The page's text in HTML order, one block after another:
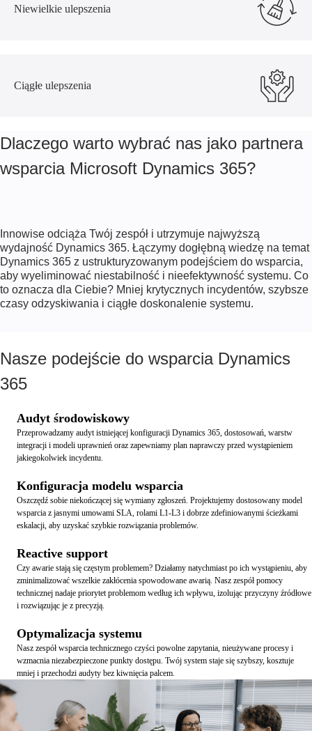
Niewielkie ulepszenia
Ciągłe ulepszenia
Dlaczego warto wybrać nas jako partnera
wsparcia Microsoft Dynamics 365?
Innowise odciąża Twój zespół i utrzymuje najwyższą
wydajność Dynamics 365. Łączymy dogłębną wiedzę na temat
Dynamics 365 z ustrukturyzowanym podejściem do wsparcia,
aby wyeliminować niestabilność i nieefektywność systemu. Co
to oznacza dla Ciebie? Mniej krytycznych incydentów, szybsze
czasy odzyskiwania i ciągłe doskonalenie systemu.
Nasze podejście do wsparcia Dynamics
365
Audyt środowiskowy
Przeprowadzamy audyt istniejącej konfiguracji Dynamics 365, dostosowań, warstw
integracji i modeli uprawnień oraz zapewniamy plan naprawczy przed wystąpieniem
jakiegokolwiek incydentu.
Konfiguracja modelu wsparcia
Oszczędź sobie niekończącej się wymiany zgłoszeń. Projektujemy dostosowany model
wsparcia z jasnymi umowami SLA, rolami L1-L3 i dobrze zdefiniowanymi ścieżkami
eskalacji, aby uzyskać szybkie rozwiązania problemów.
Reactive support
Czy awarie stają się częstym problemem? Działamy natychmiast po ich wystąpieniu, aby
zminimalizować wszelkie zakłócenia spowodowane awarią. Nasz zespół pomocy
technicznej nadaje priorytet problemom według ich wpływu, izolując przyczyny źródłowe
i rozwiązując je z precyzją.
Optymalizacja systemu
Nasz zespół wsparcia technicznego czyści powolne zapytania, nieużywane procesy i
wzmacnia niezabezpieczone punkty dostępu. Twój system staje się szybszy, kosztuje
mniej i przechodzi audyty bez kiwnięcia palcem.